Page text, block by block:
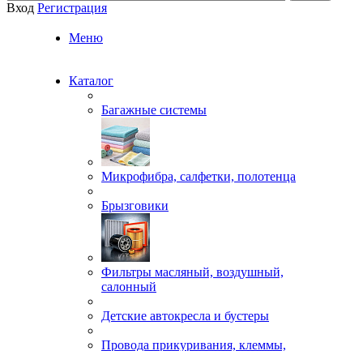
Вход Регистрация
Меню
Каталог
Багажные системы
Микрофибра, салфетки, полотенца
Брызговики
Фильтры масляный, воздушный,
салонный
Детские автокресла и бустеры
Провода прикуривания, клеммы,